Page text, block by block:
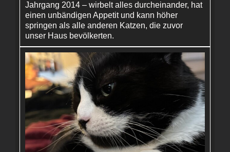
Jahrgang 2014 – wirbelt alles durcheinander, hat
einen unbändigen Appetit und kann höher
springen als alle anderen Katzen, die zuvor
unser Haus bevölkerten.